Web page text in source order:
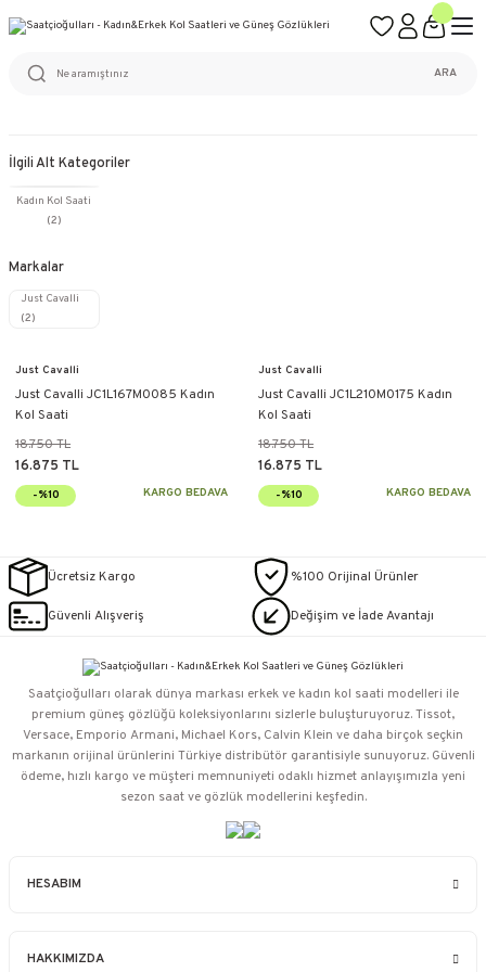
%100 ORİJİNAL ÜRÜN GARANTİSİ
ARA
İlgili Alt Kategoriler
Kadın Kol Saati
(2)
Markalar
Just Cavalli
(2)
Just Cavalli
Just Cavalli JC1L167M0085 Kadın
Kol Saati
18.750 TL
16.875 TL
-%10 KARGO BEDAVA
Just Cavalli
Just Cavalli JC1L210M0175 Kadın
Kol Saati
18.750 TL
16.875 TL
-%10 KARGO BEDAVA
Ücretsiz Kargo %100 Orijinal Ürünler
Güvenli Alışveriş Değişim ve İade Avantajı
HESABIM
HAKKIMIZDA
Saatçioğulları⁠ olarak dünya markası erkek ve kadın kol saati modelleri ile
premium güneş gözlüğü koleksiyonlarını sizlerle buluşturuyoruz. Tissot,
Versace, Emporio Armani, Michael Kors, Calvin Klein ve daha birçok seçkin
markanın orijinal ürünlerini Türkiye distribütör garantisiyle sunuyoruz. Güvenli
ödeme, hızlı kargo ve müşteri memnuniyeti odaklı hizmet anlayışımızla yeni
sezon saat ve gözlük modellerini keşfedin.